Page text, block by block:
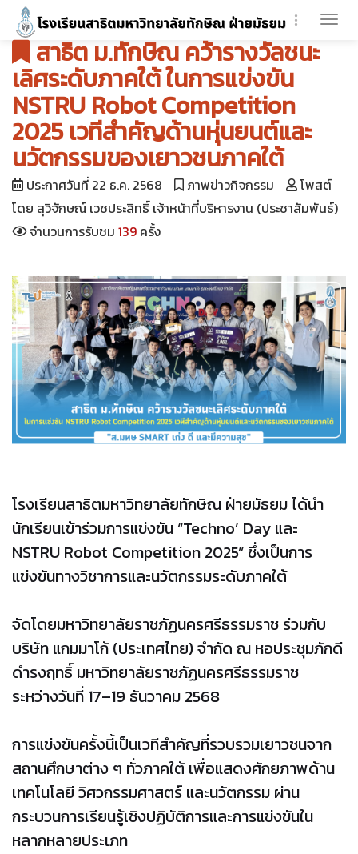
สาธิต ม.ทักษิณ คว้ารางวัลชนะ
เลิศระดับภาคใต้ ในการแข่งขัน
NSTRU Robot Competition
2025 เวทีสำคัญด้านหุ่นยนต์และ
นวัตกรรมของเยาวชนภาคใต้
ประกาศวันที่ 22 ธ.ค. 2568 ภาพข่าวกิจกรรม
โพสต์
โดย สุวิจักษณ์ เวชประสิทธิ์ เจ้าหน้าที่บริหารงาน (ประชาสัมพันธ์)
จำนวนการรับชม 139 ครั้ง
โรงเรียนสาธิตมหาวิทยาลัยทักษิณ ฝ่ายมัธยม ได้นำ
นักเรียนเข้าร่วมการแข่งขัน “Techno’ Day และ
NSTRU Robot Competition 2025” ซึ่งเป็นการ
แข่งขันทางวิชาการและนวัตกรรมระดับภาคใต้
จัดโดยมหาวิทยาลัยราชภัฏนครศรีธรรมราช ร่วมกับ
บริษัท แกมมาโก้ (ประเทศไทย) จำกัด ณ หอประชุมภักดี
ดำรงฤทธิ์ มหาวิทยาลัยราชภัฏนครศรีธรรมราช
ระหว่างวันที่ 17–19 ธันวาคม 2568
การแข่งขันครั้งนี้เป็นเวทีสำคัญที่รวบรวมเยาวชนจาก
สถานศึกษาต่าง ๆ ทั่วภาคใต้ เพื่อแสดงศักยภาพด้าน
เทคโนโลยี วิศวกรรมศาสตร์ และนวัตกรรม ผ่าน
กระบวนการเรียนรู้เชิงปฏิบัติการและการแข่งขันใน
หลากหลายประเภท